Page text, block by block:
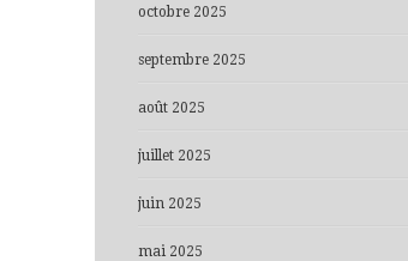
octobre 2025
septembre 2025
août 2025
juillet 2025
juin 2025
mai 2025